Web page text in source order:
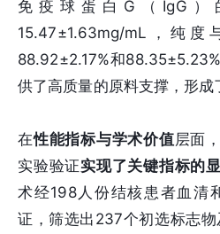
免疫球蛋白G（IgG）
15.47±1.63mg/mL，纯
88.92±2.17%和
供了高质量的原料支撑，形成
在性能指标与学术价值层面
实验验证实现了关键指标的
术经198人份结核患者血清
证，筛选出237个初选标志物